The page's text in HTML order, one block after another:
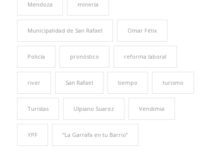
Mendoza minería
Municipalidad de San Rafael Omar Félix
Policía pronóstico reforma laboral
river San Rafael tiempo turismo
Turistas Ulpiano Suarez Vendimia
YPF “La Garrafa en tu Barrio”